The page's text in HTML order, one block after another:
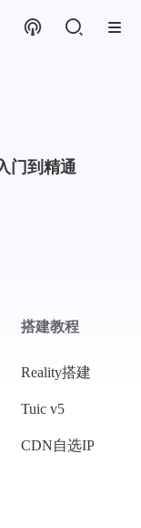
门到精通
搭建教程
Reality搭建
Tuic v5
CDN自选IP